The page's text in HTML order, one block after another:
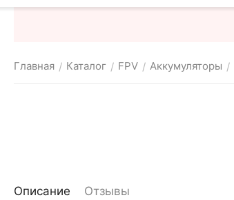
Главная / Каталог / FPV / Аккумуляторы /
Описание Отзывы